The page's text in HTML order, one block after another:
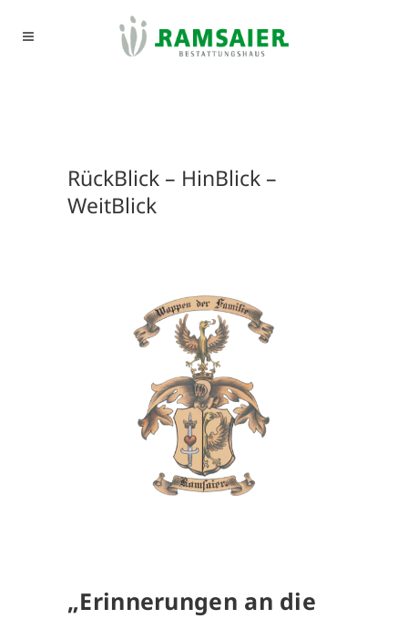
RückBlick – HinBlick –
WeitBlick
„Erinnerungen an die